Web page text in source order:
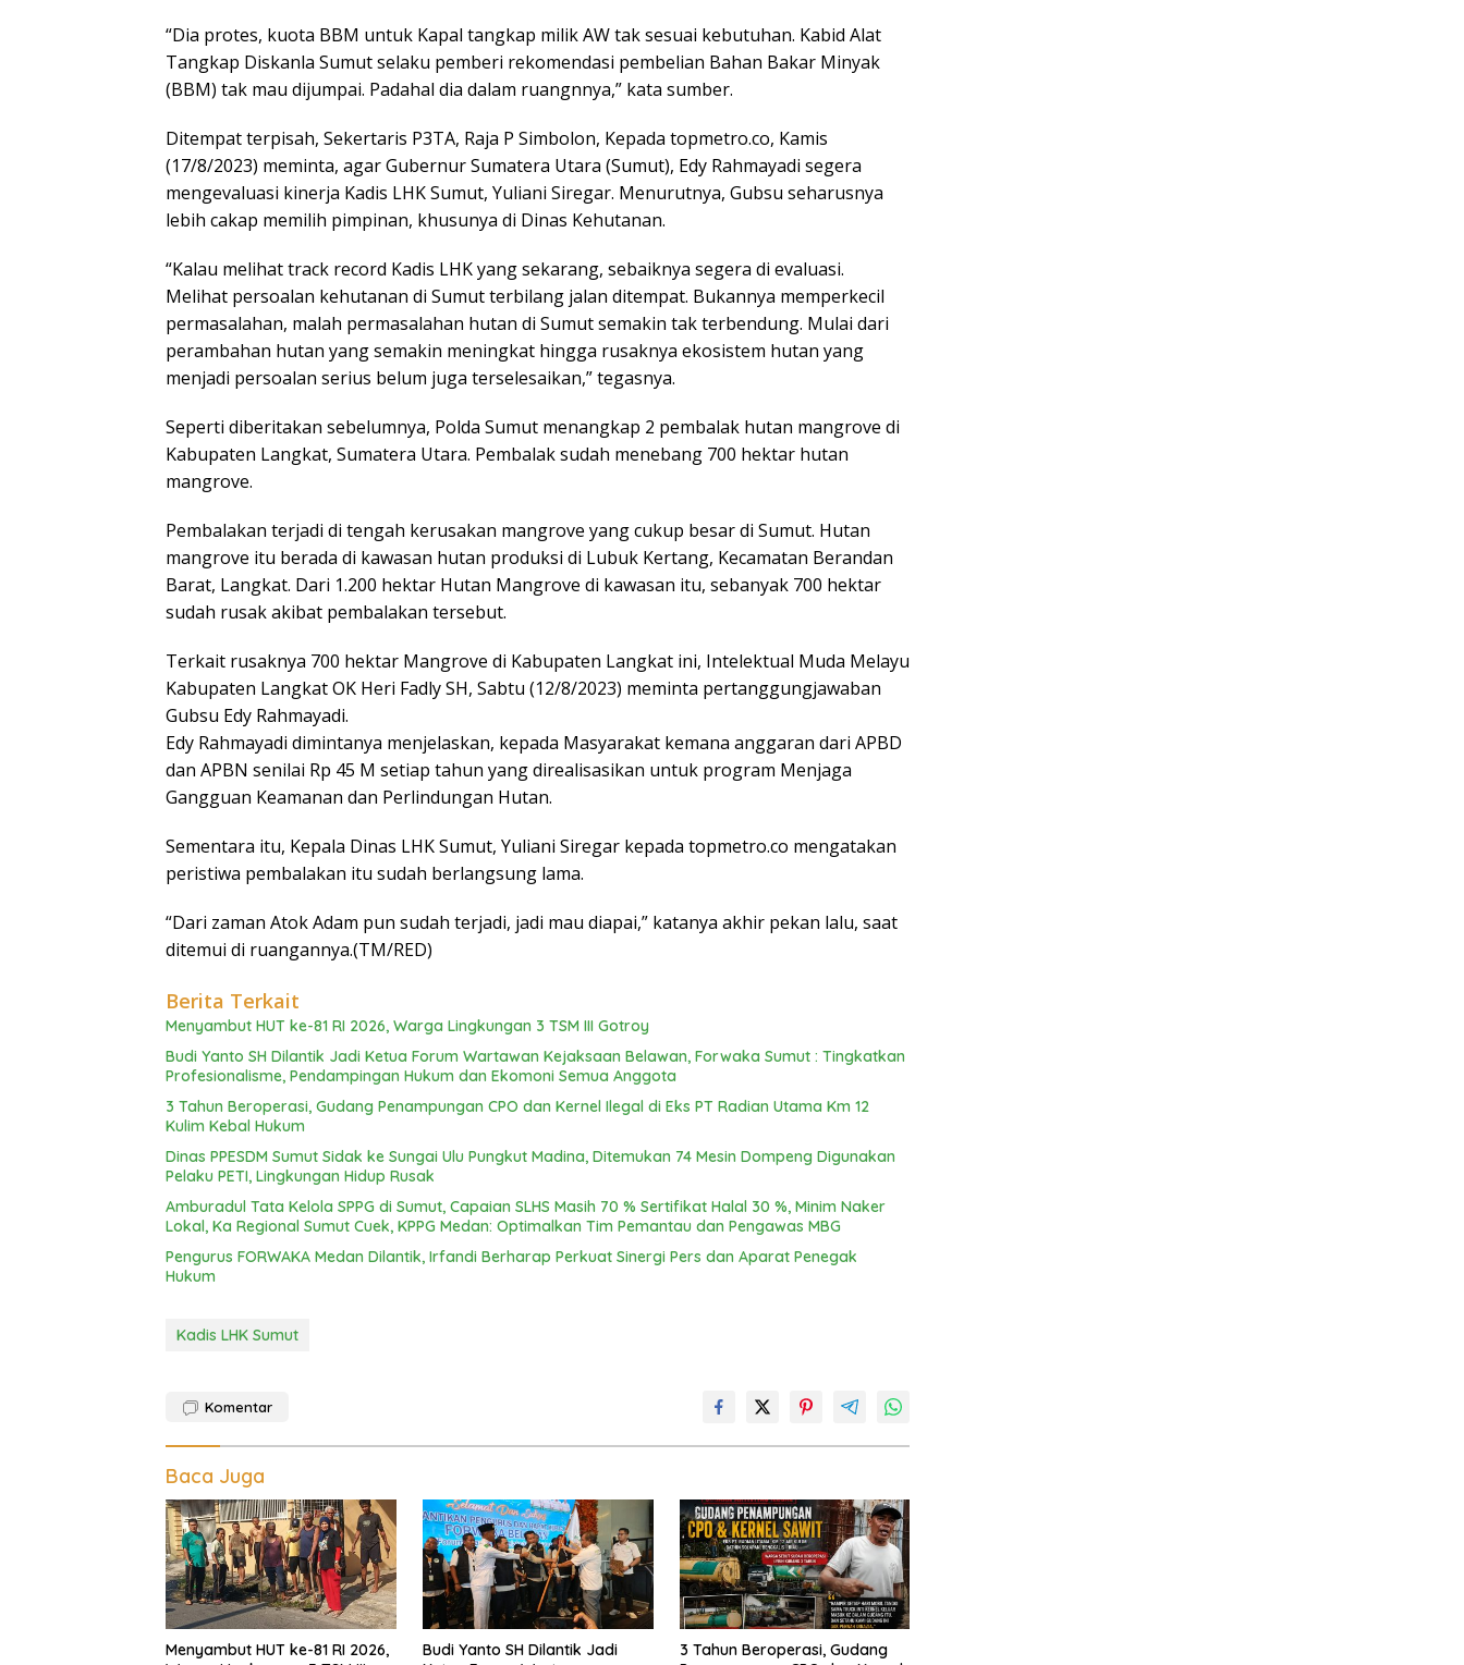
“Dia protes, kuota BBM untuk Kapal tangkap milik AW tak sesuai kebutuhan. Kabid Alat
Tangkap Diskanla Sumut selaku pemberi rekomendasi pembelian Bahan Bakar Minyak
(BBM) tak mau dijumpai. Padahal dia dalam ruangnnya,” kata sumber.
Ditempat terpisah, Sekertaris P3TA, Raja P Simbolon, Kepada topmetro.co, Kamis
(17/8/2023) meminta, agar Gubernur Sumatera Utara (Sumut), Edy Rahmayadi segera
mengevaluasi kinerja Kadis LHK Sumut, Yuliani Siregar. Menurutnya, Gubsu seharusnya
lebih cakap memilih pimpinan, khusunya di Dinas Kehutanan.
“Kalau melihat track record Kadis LHK yang sekarang, sebaiknya segera di evaluasi.
Melihat persoalan kehutanan di Sumut terbilang jalan ditempat. Bukannya memperkecil
permasalahan, malah permasalahan hutan di Sumut semakin tak terbendung. Mulai dari
perambahan hutan yang semakin meningkat hingga rusaknya ekosistem hutan yang
menjadi persoalan serius belum juga terselesaikan,” tegasnya.
Seperti diberitakan sebelumnya, Polda Sumut menangkap 2 pembalak hutan mangrove di
Kabupaten Langkat, Sumatera Utara. Pembalak sudah menebang 700 hektar hutan
mangrove.
Pembalakan terjadi di tengah kerusakan mangrove yang cukup besar di Sumut. Hutan
mangrove itu berada di kawasan hutan produksi di Lubuk Kertang, Kecamatan Berandan
Barat, Langkat. Dari 1.200 hektar Hutan Mangrove di kawasan itu, sebanyak 700 hektar
sudah rusak akibat pembalakan tersebut.
Terkait rusaknya 700 hektar Mangrove di Kabupaten Langkat ini, Intelektual Muda Melayu
Kabupaten Langkat OK Heri Fadly SH, Sabtu (12/8/2023) meminta pertanggungjawaban
Gubsu Edy Rahmayadi.
Edy Rahmayadi dimintanya menjelaskan, kepada Masyarakat kemana anggaran dari APBD
dan APBN senilai Rp 45 M setiap tahun yang direalisasikan untuk program Menjaga
Gangguan Keamanan dan Perlindungan Hutan.
Sementara itu, Kepala Dinas LHK Sumut, Yuliani Siregar kepada topmetro.co mengatakan
peristiwa pembalakan itu sudah berlangsung lama.
“Dari zaman Atok Adam pun sudah terjadi, jadi mau diapai,” katanya akhir pekan lalu, saat
ditemui di ruangannya.(TM/RED)
Berita Terkait
Menyambut HUT ke-81 RI 2026, Warga Lingkungan 3 TSM III Gotroy
Budi Yanto SH Dilantik Jadi Ketua Forum Wartawan Kejaksaan Belawan, Forwaka Sumut : Tingkatkan
Profesionalisme, Pendampingan Hukum dan Ekomoni Semua Anggota
3 Tahun Beroperasi, Gudang Penampungan CPO dan Kernel Ilegal di Eks PT Radian Utama Km 12
Kulim Kebal Hukum
Dinas PPESDM Sumut Sidak ke Sungai Ulu Pungkut Madina, Ditemukan 74 Mesin Dompeng Digunakan
Pelaku PETI, Lingkungan Hidup Rusak
Amburadul Tata Kelola SPPG di Sumut, Capaian SLHS Masih 70 % Sertifikat Halal 30 %, Minim Naker
Lokal, Ka Regional Sumut Cuek, KPPG Medan: Optimalkan Tim Pemantau dan Pengawas MBG
Pengurus FORWAKA Medan Dilantik, Irfandi Berharap Perkuat Sinergi Pers dan Aparat Penegak
Hukum
Kadis LHK Sumut
Komentar
Baca Juga
Menyambut HUT ke-81 RI 2026,
Budi Yanto SH Dilantik Jadi
3 Tahun Beroperasi, Gudang